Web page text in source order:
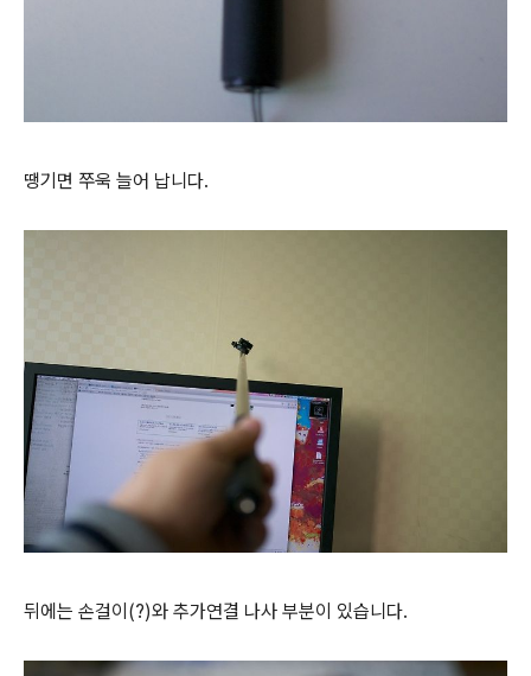
땡기면 쭈욱 늘어 납니다.
뒤에는 손걸이(?)와 추가연결 나사 부분이 있습니다.